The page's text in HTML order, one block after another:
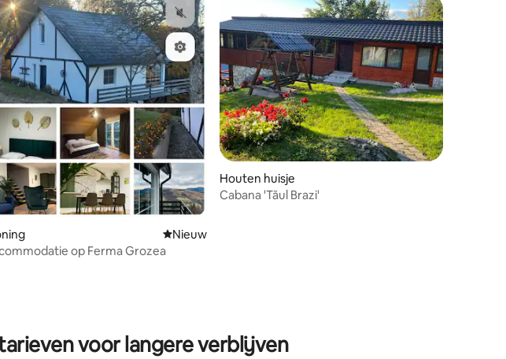
beoordeling van 5 op 5, 7 recensies
Nieuwe accommodatie
Nieuw
op Ferma Grozea
Houten huisje
Cabana 'Tăul Brazi'
voor langere verblijven